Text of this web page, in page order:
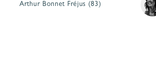
Arthur Bonnet Fréjus (83)